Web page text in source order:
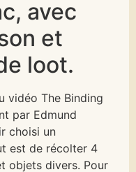
avec
et
loot.
vidéo The Binding
par Edmund
choisi un
est de récolter 4
objets divers. Pour